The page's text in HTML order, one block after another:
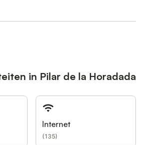
in Pilar de la Horadada
Internet
(135)